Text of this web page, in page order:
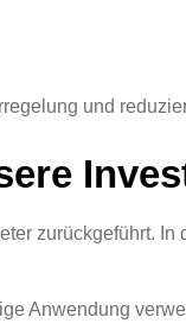
und
zurückgeführt.
Anwendung